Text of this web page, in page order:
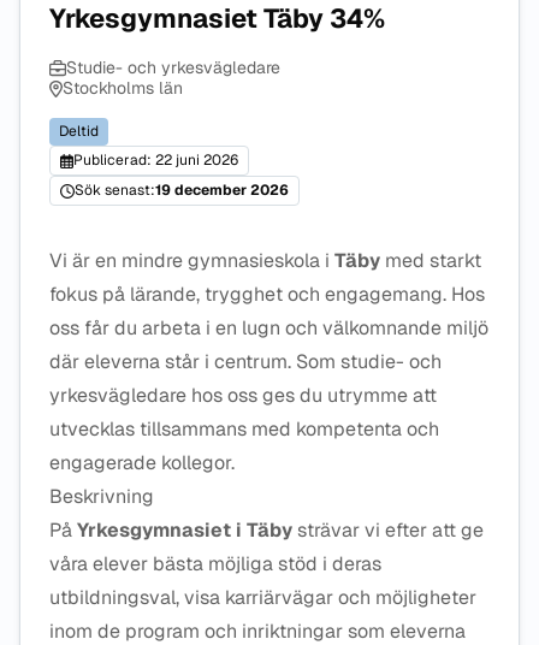
Yrkesgymnasiet Täby 34%
Studie- och yrkesvägledare
Stockholms län
Deltid
Publicerad: 22 juni 2026
Sök senast:19 december 2026
Vi är en mindre gymnasieskola i Täby med starkt
fokus på lärande, trygghet och engagemang. Hos
oss får du arbeta i en lugn och välkomnande miljö
där eleverna står i centrum. Som studie- och
yrkesvägledare hos oss ges du utrymme att
utvecklas tillsammans med kompetenta och
engagerade kollegor.
Beskrivning
PåYrkesgymnasiet i Täbysträvar vi efter att ge
våra elever bästa möjliga stöd i deras
utbildningsval, visa karriärvägar och möjligheter
inom de program och inriktningar som eleverna